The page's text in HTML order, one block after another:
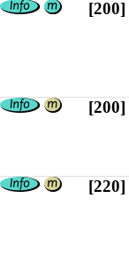
[200]
[200]
[220]